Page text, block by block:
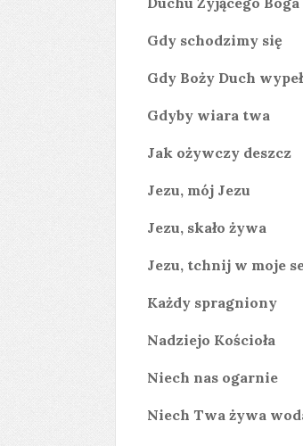
Gdy schodzimy się
Gdy Boży Duch
Gdyby wiara twa
Jak ożywczy deszcz
Jezu, mój Jezu
Jezu, skało żywa
Jezu, tchnij w moje
Każdy spragniony
Nadziejo Kościoła
Niech nas ogarnie
Niech Twa żywa